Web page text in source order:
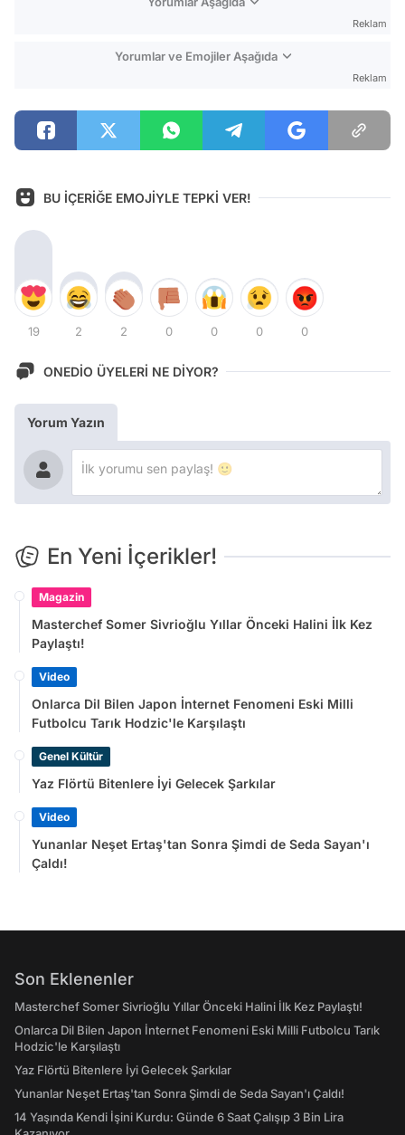
Reklam
Yorumlar ve Emojiler Aşağıda
Reklam
BU İÇERİĞE EMOJİYLE TEPKİ VER!
19 2 2 0 0 0 0
ONEDİO ÜYELERİ NE DİYOR?
Yorum Yazın
En Yeni İçerikler!
Magazin
Masterchef Somer Sivrioğlu Yıllar Önceki Halini İlk Kez
Paylaştı!
Video
Onlarca Dil Bilen Japon İnternet Fenomeni Eski Milli
Futbolcu Tarık Hodzic'le Karşılaştı
Genel Kültür
Yaz Flörtü Bitenlere İyi Gelecek Şarkılar
Video
Yunanlar Neşet Ertaş'tan Sonra Şimdi de Seda Sayan'ı
Çaldı!
Son Eklenenler
Masterchef Somer Sivrioğlu Yıllar Önceki Halini İlk Kez Paylaştı!
Onlarca Dil Bilen Japon İnternet Fenomeni Eski Milli Futbolcu Tarık
Hodzic'le Karşılaştı
Yaz Flörtü Bitenlere İyi Gelecek Şarkılar
Yunanlar Neşet Ertaş'tan Sonra Şimdi de Seda Sayan'ı Çaldı!
14 Yaşında Kendi İşini Kurdu: Günde 6 Saat Çalışıp 3 Bin Lira